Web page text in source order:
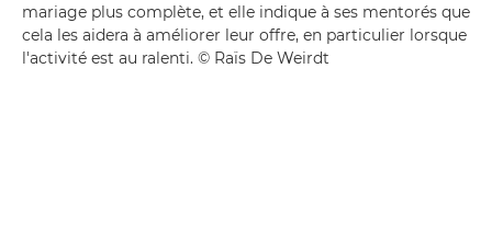
mariage plus complète, et elle indique à ses mentorés que
cela les aidera à améliorer leur offre, en particulier lorsque
l'activité est au ralenti. © Raïs De Weirdt